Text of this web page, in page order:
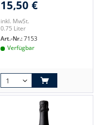
15,50 €
inkl. MwSt.
0.75 Liter
Art.-Nr.:7153
Verfügbar